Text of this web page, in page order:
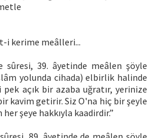
i kerime meâlleri...
sûresi, 39. âyetinde meâlen şöyle
yolunda cihada) elbirlik halinde
pek açık bir azaba uğratır, yerinize
kavim getirir. Siz O'na hiç bir şeyle
şeye hakkıyla kaadirdir.”